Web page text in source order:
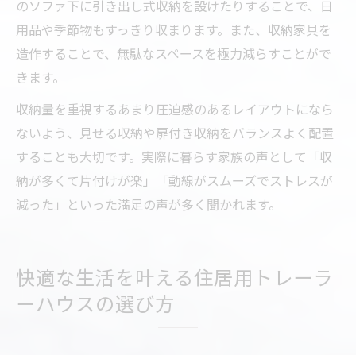
のソファ下に引き出し式収納を設けたりすることで、日
用品や季節物もすっきり収まります。また、収納家具を
造作することで、無駄なスペースを極力減らすことがで
きます。
収納量を重視するあまり圧迫感のあるレイアウトになら
ないよう、見せる収納や扉付き収納をバランスよく配置
することも大切です。実際に暮らす家族の声として「収
納が多くて片付けが楽」「動線がスムーズでストレスが
減った」といった満足の声が多く聞かれます。
快適な生活を叶える住居用トレーラ
ーハウスの選び方